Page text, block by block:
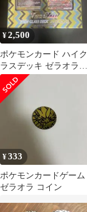
¥2,500
ポケモンカード ハイク
ラスデッキ ゼラオラ
VSTAR & VMAX
¥333
ポケモンカードゲーム
ゼラオラ コイン